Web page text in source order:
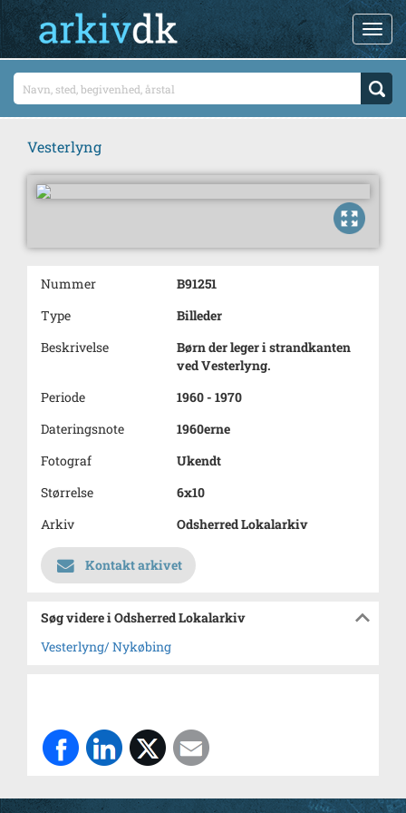
Vesterlyng
Nummer
B91251
Type
Billeder
Beskrivelse
Børn der leger i strandkanten
ved Vesterlyng.
Periode
1960 - 1970
Dateringsnote
1960erne
Fotograf
Ukendt
Størrelse
6x10
Arkiv
Odsherred Lokalarkiv
Kontakt arkivet
Søg videre i Odsherred Lokalarkiv
Vesterlyng/ Nykøbing